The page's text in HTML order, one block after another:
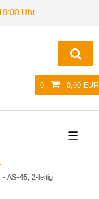
Uhr
0 0,00 EUR
☰
AS-45, 2-leitig